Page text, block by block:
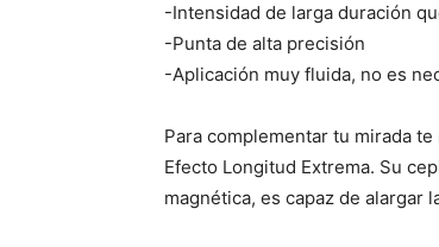
-Intensidad de larga duración
-Punta de alta precisión
-Aplicación muy fluida, no es
Para complementar tu mirada
Efecto Longitud Extrema. Su
magnética, es capaz de alargar